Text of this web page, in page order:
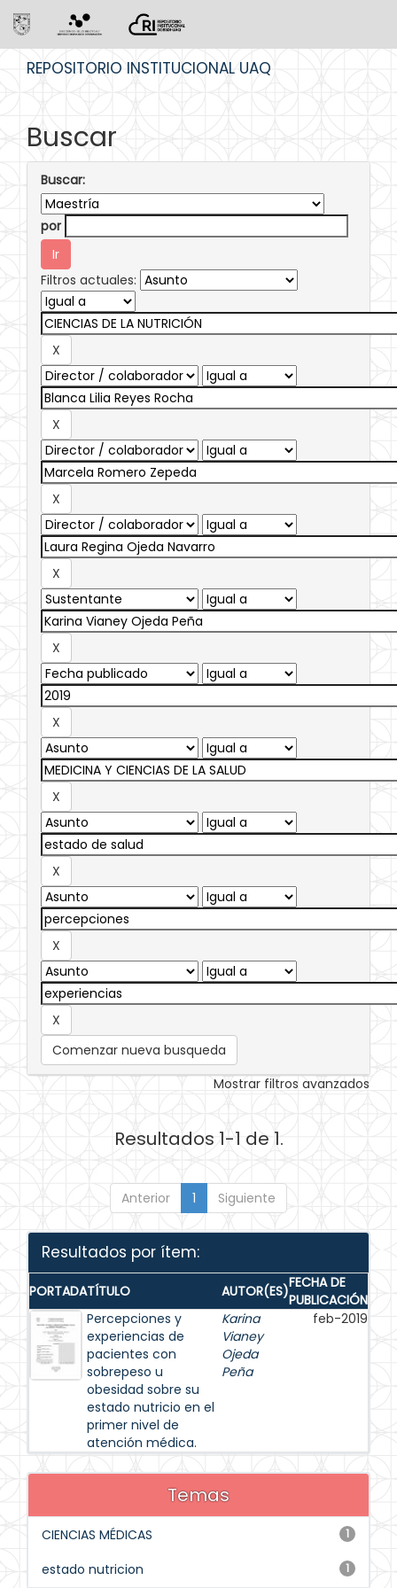
REPOSITORIO INSTITUCIONAL UAQ
Buscar
Buscar:
por
Filtros actuales:
Comenzar nueva busqueda
Mostrar filtros avanzados
Resultados 1-1 de 1.
Anterior 1 Siguiente
Resultados por ítem:
PORTADATÍTULO AUTOR(ES)FECHA DE
PUBLICACIÓN
Percepciones y
experiencias de
pacientes con
sobrepeso u
obesidad sobre su
estado nutricio en el
primer nivel de
atención médica.
Karina
Vianey
Ojeda
Peña
feb-2019
Temas
1
CIENCIAS MÉDICAS
1
estado nutricion